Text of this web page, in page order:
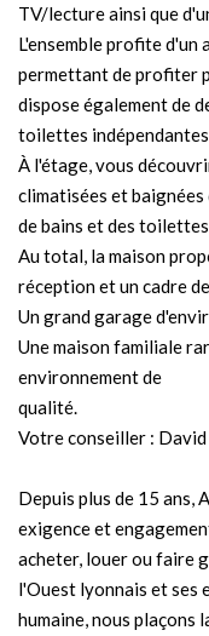
TV/lecture ainsi que
L'ensemble profite d'un
permettant de profiter
dispose également de
toilettes indépendantes.
À l'étage, vous
climatisées et baignées
de bains et des toilettes.
Au total, la maison
réception et un cadre
Un grand garage
Une maison familiale
environnement de
qualité.
Votre conseiller :
Depuis plus de 15 ans,
exigence et
acheter, louer ou faire
l'Ouest lyonnais et ses
humaine, nous plaçons